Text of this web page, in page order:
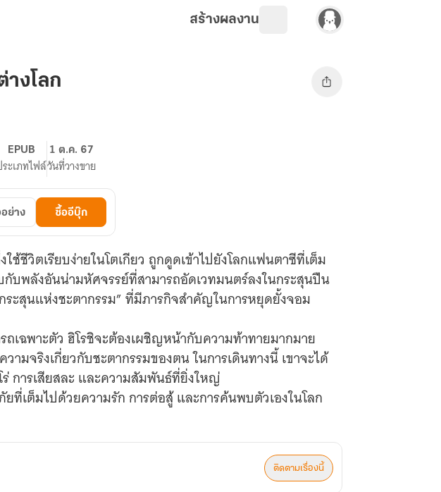
สร้างผลงาน
งโลก
EPUB
ะเภทไฟล์
1 ต.ค. 67
วันที่วางขาย
ย่าง ซื้ออีบุ๊ก
ชีวิตเรียบง่ายในโตเกียว ถูกดูดเข้าไปยังโลกแฟนตาซีที่เต็ม
บพลังอันน่ามหัศจรรย์ที่สามารถอัดเวทมนตร์ลงในกระสุนปืน
ระสุนแห่งชะตากรรม” ที่มีภารกิจสำคัญในการหยุดยั้งจอม
เฉพาะตัว ฮิโรชิจะต้องเผชิญหน้ากับความท้าทายมากมาย
มจริงเกี่ยวกับชะตากรรมของตน ในการเดินทางนี้ เขาจะได้
การเสียสละ และความสัมพันธ์ที่ยิ่งใหญ่
เต็มไปด้วยความรัก การต่อสู้ และการค้นพบตัวเองในโลก
ติดตามเรื่องนี้